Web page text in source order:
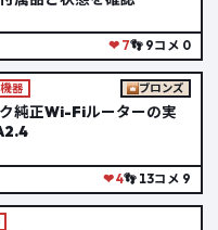
❤ 7👣 9コメ 0
器 ブロンズ
純正Wi-Fiルーターの実
❤ 4👣 13コメ 9